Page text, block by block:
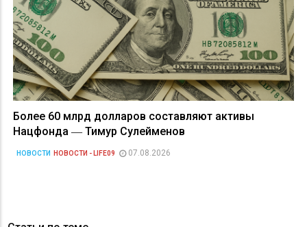
Более 60 млрд долларов составляют активы
Нацфонда ― Тимур Сулейменов
НОВОСТИ НОВОСТИ - LIFE09 07.08.2026